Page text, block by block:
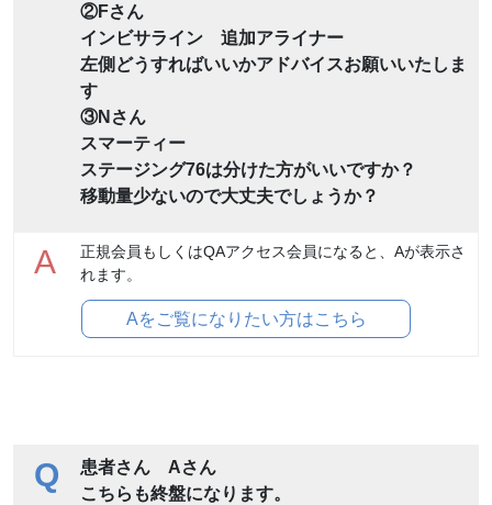
②Fさん
インビサライン 追加アライナー
左側どうすればいいかアドバイスお願いいたしま
す
③Nさん
スマーティー
ステージング76は分けた方がいいですか？
移動量少ないので大丈夫でしょうか？
A
正規会員もしくはQAアクセス会員になると、Aが表示さ
れます。
Aをご覧になりたい方はこちら
Q
患者さん Aさん
こちらも終盤になります。